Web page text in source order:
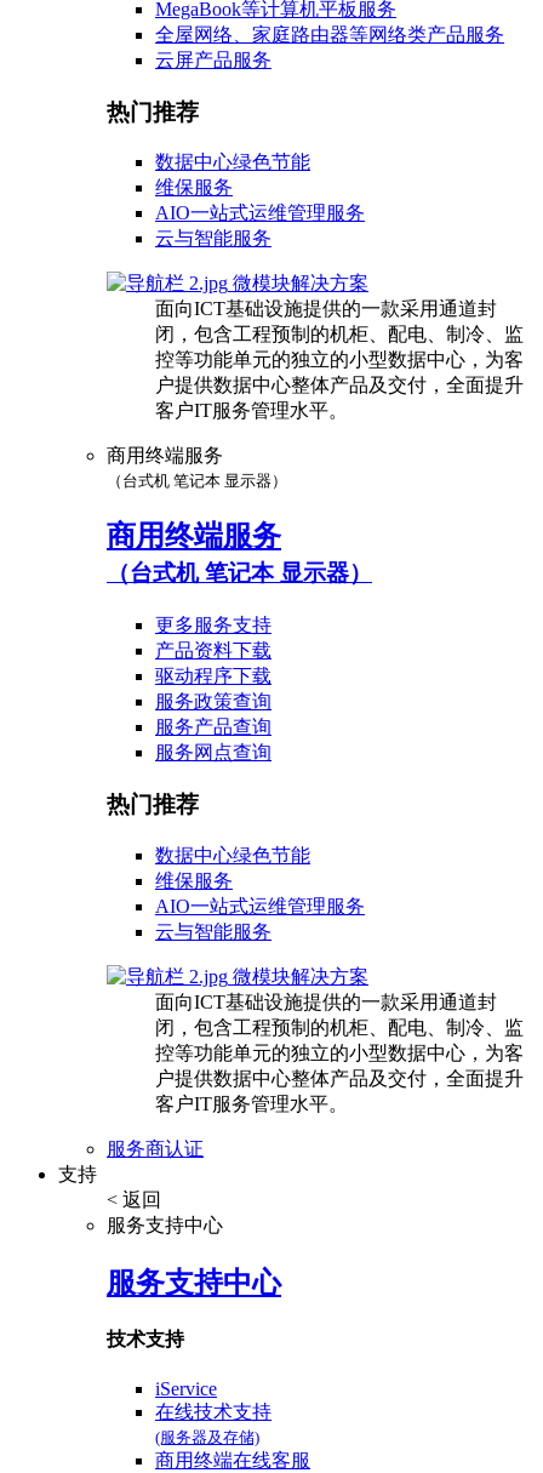
MegaBook等计算机平板服务
全屋网络、家庭路由器等网络类产品服务
云屏产品服务
热门推荐
数据中心绿色节能
维保服务
AIO一站式运维管理服务
云与智能服务
微模块解决方案
面向ICT基础设施提供的一款采用通道封
闭，包含工程预制的机柜、配电、制冷、监
控等功能单元的独立的小型数据中心，为客
户提供数据中心整体产品及交付，全面提升
客户IT服务管理水平。
商用终端服务
（台式机 笔记本 显示器）
商用终端服务
（台式机 笔记本 显示器）
更多服务支持
产品资料下载
驱动程序下载
服务政策查询
服务产品查询
服务网点查询
热门推荐
数据中心绿色节能
维保服务
AIO一站式运维管理服务
云与智能服务
微模块解决方案
面向ICT基础设施提供的一款采用通道封
闭，包含工程预制的机柜、配电、制冷、监
控等功能单元的独立的小型数据中心，为客
户提供数据中心整体产品及交付，全面提升
客户IT服务管理水平。
服务商认证
支持
< 返回
服务支持中心
服务支持中心
技术支持
iService
在线技术支持
(服务器及存储)
商用终端在线客服